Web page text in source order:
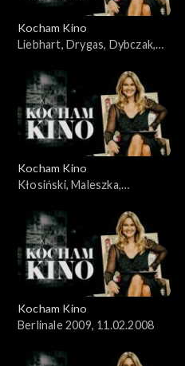
Kocham Kino
Liebhart, Drygas, Dybczak,
Kocham Kino
Kłosiński, Maleszka,
08.01.2008
Kocham Kino
Berlinale 2009, 11.02.2008